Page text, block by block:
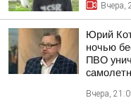
Вчера,
Юрий
ночью
ПВО
Вчера,